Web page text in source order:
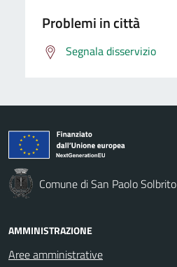
Problemi in città
Segnala disservizio
Comune di San Paolo Solbrito
AMMINISTRAZIONE
Aree amministrative